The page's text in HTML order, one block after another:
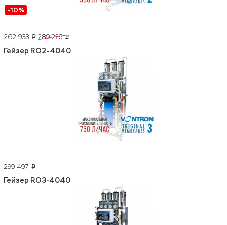
-10%
262 933 p 289 226 p
Гейзер RO2-4040
299 497 p
Гейзер RO3-4040